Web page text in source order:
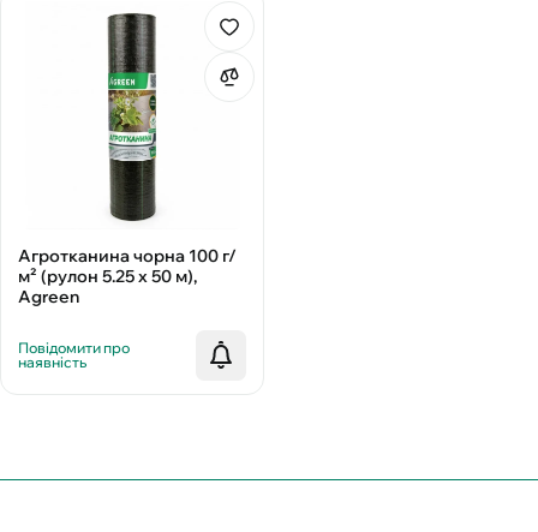
Агротканина чорна 100 г/
м² (рулон 5.25 х 50 м),
Agreen
Повідомити про
наявність